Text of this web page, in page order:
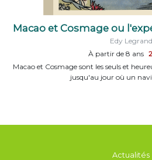
Macao et Cosmage ou
Edy Legrand
À partir de 8 ans
Macao et Cosmage sont les seuls et
jusqu'au jour où un
Actualités